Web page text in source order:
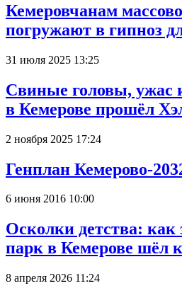
Кемеровчанам
погружают в гипноз
31 июля 2025 13:25
Свиные головы, ужас
в Кемерове прошёл
2 ноября 2025 17:24
Генплан Кемерово-
6 июня 2016 10:00
Осколки детства:
парк в Кемерове шёл
8 апреля 2026 11:24